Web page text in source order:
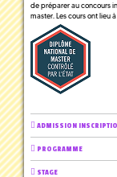
de préparer au concours
master. Les cours ont lieu
ADMISSION
PROGRAMME
STAGE